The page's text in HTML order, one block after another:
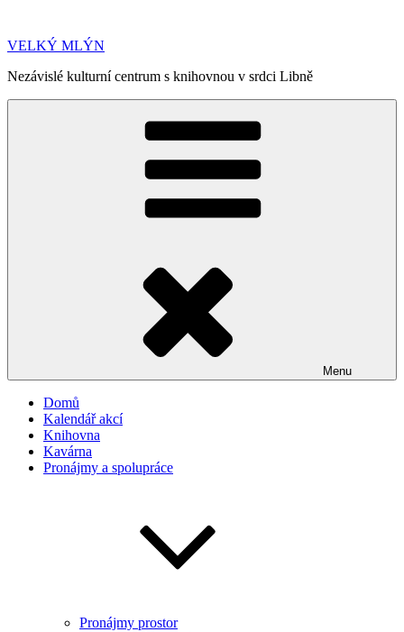
obsahu
VELKÝ MLÝN
Nezávislé kulturní centrum s knihovnou v srdci Libně
Menu
Domů
Kalendář akcí
Knihovna
Kavárna
Pronájmy a spolupráce
Pronájmy prostor